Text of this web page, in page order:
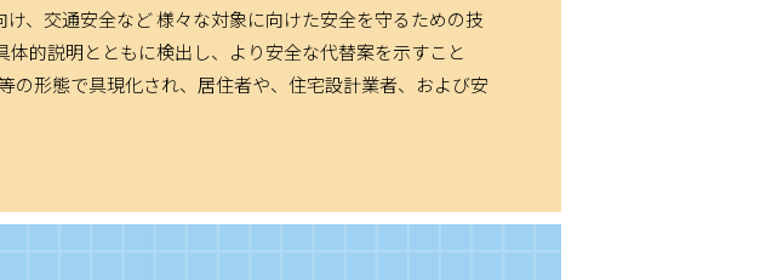
賞 を受賞しました。これまでのナレッジグラフ推論チャレンジ
の最新動向」
件追加し、データセットの説明を追記しました。
、交通安全など 様々な対象に向けた安全を守るための技
的説明とともに検出し、より安全な代替案を示すこと
の形態で具現化され、居住者や、住宅設計業者、および安